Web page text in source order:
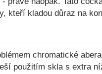
kteří kladou důraz na
chromatické
použitím skla s extra